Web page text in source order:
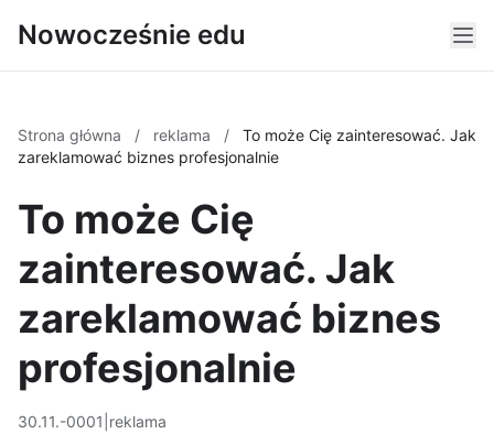
Nowocześnie edu
Strona główna / reklama /
To może Cię zainteresować. Jak
zareklamować biznes profesjonalnie
To może Cię
zainteresować. Jak
zareklamować biznes
profesjonalnie
30.11.-0001 reklama